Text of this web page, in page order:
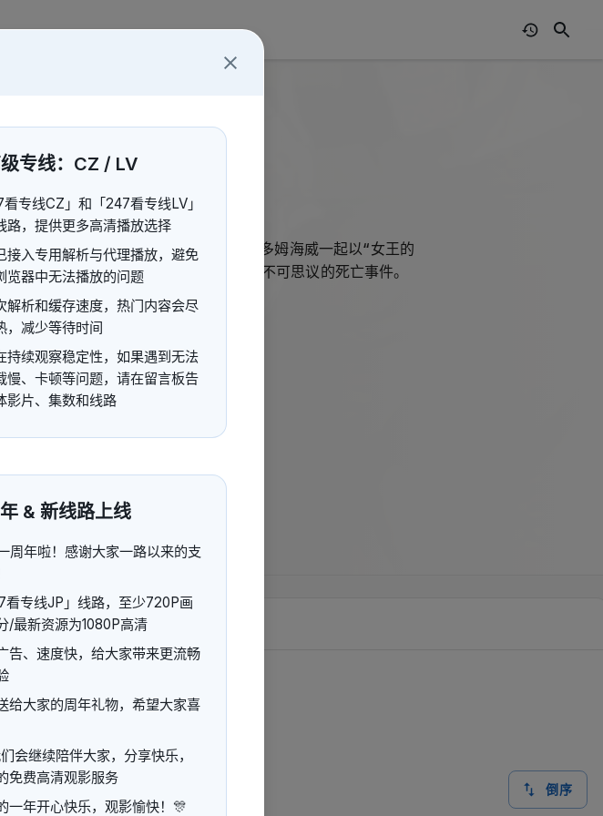
:
蒂安·米卡利斯和13岁的主人夏尔·凡多姆海威一起以“女王的
命，塞巴斯蒂安和夏尔前往德国调查不可思议的死亡事件。
人狼之森”，可怕的诅咒从天而降……
弘
倒序
专线：CZ / LV
专线CZ」和「247看专线LV」
路，提供更多高清播放选择
接入专用解析与代理播放，避免
览器中无法播放的问题
解析和缓存速度，热门内容会尽
，减少等待时间
持续观察稳定性，如果遇到无法
慢、卡顿等问题，请在留言板告
影片、集数和线路
& 新线路上线
周年啦！感谢大家一路以来的支
看专线JP」线路，至少720P画
/最新资源为1080P高清
告、速度快，给大家带来更流畅
给大家的周年礼物，希望大家喜
会继续陪伴大家，分享快乐，
免费高清观影服务
一年开心快乐，观影愉快！🎊